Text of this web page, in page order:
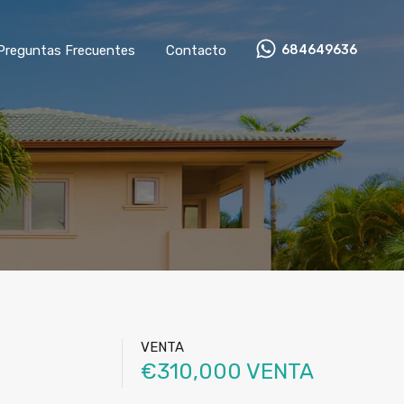
Frecuentes Contacto 684649636
VENTA
€310,000 VENTA